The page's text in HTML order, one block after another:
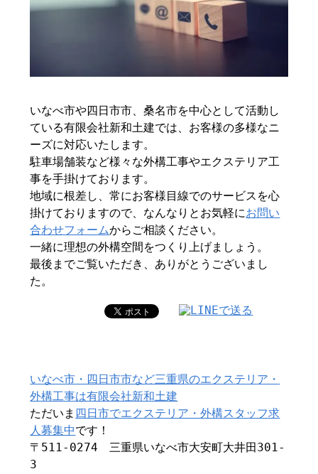
いなべ市や四日市市、桑名市を中心として活動し
ている有限会社新和土建では、お客様の多様なニ
ーズに対応いたします。
駐車場舗装など様々な外構工事やエクステリア工
事を手掛けております。
地域に根差し、常にお客様目線でのサービスを心
掛けておりますので、なんなりとお気軽にお問い
合わせフォームからご相談ください。
一緒に理想の外構空間をつくり上げましょう。
最後までご覧いただき、ありがとうございまし
た。
いなべ市・四日市市など三重県のエクステリア・
外構工事は有限会社新和土建
ただいま 四日市でエクステリア・外構スタッフ求
人募集中です！
〒511-0274 三重県いなべ市大安町大井田301-
3